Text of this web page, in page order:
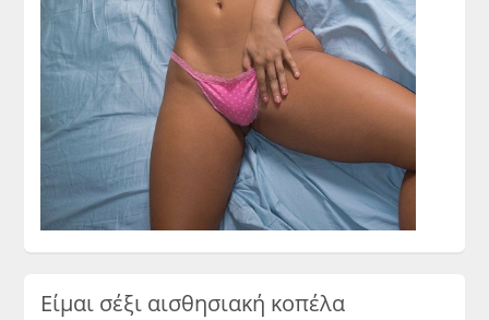
Είμαι σέξι αισθησιακή κοπέλα